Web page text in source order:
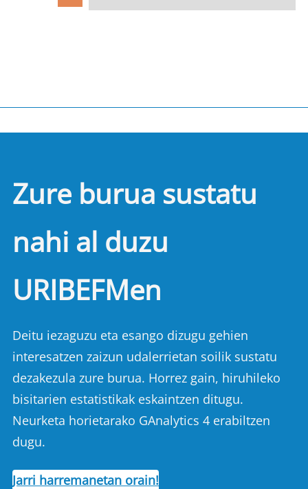
Zure burua sustatu
nahi al duzu
URIBEFMen
Deitu iezaguzu eta esango dizugu gehien
interesatzen zaizun udalerrietan soilik sustatu
dezakezula zure burua. Horrez gain, hiruhileko
bisitarien estatistikak eskaintzen ditugu.
Neurketa horietarako GAnalytics 4 erabiltzen
dugu.
Jarri harremanetan orain!